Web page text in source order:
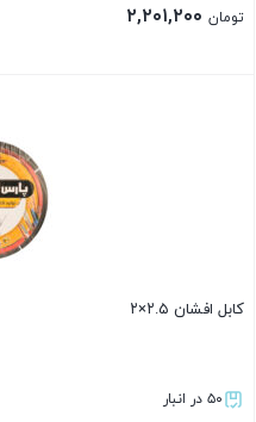
تومان
کابل افشان ۲.۵×۲
۵۰ در انبار